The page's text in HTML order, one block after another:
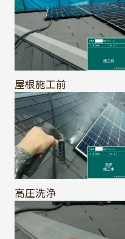
屋根施工前
高圧洗浄